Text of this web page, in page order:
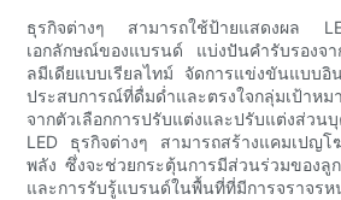
ธุรกิจต่างๆ สามารถใช้ป้ายแสดงผล
เอกลักษณ์ของแบรนด์ แบ่งปันคำรับรองจ
ลมีเดียแบบเรียลไทม์ จัดการแข่งขันแบบอิ
ประสบการณ์ที่ดื่มด่ำและตรงใจกลุ่มเป้าหม
จากตัวเลือกการปรับแต่งและปรับแต่งส่วน
LED ธุรกิจต่างๆ สามารถสร้างแคมเปญ
พลัง ซึ่งจะช่วยกระตุ้นการมีส่วนร่วมของลู
และการรับรู้แบรนด์ในพื้นที่ที่มีการจราจร